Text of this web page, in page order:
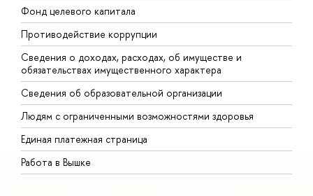
Фонд целевого капитала
Противодействие коррупции
Сведения о доходах, расходах, об имуществе и
обязательствах имущественного характера
Сведения об образовательной организации
Людям с ограниченными возможностями здоровья
Единая платежная страница
Работа в Вышке